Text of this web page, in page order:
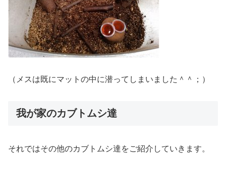
（メスは既にマットの中に潜ってしまいました＾＾；）
我が家のカブトムシ達
それではその他のカブトムシ達をご紹介していきます。